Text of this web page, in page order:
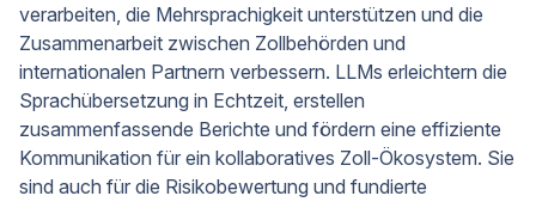
verarbeiten, die Mehrsprachigkeit unterstützen und die
Zusammenarbeit zwischen Zollbehörden und
internationalen Partnern verbessern. LLMs erleichtern die
Sprachübersetzung in Echtzeit, erstellen
zusammenfassende Berichte und fördern eine effiziente
Kommunikation für ein kollaboratives Zoll-Ökosystem. Sie
sind auch für die Risikobewertung und fundierte